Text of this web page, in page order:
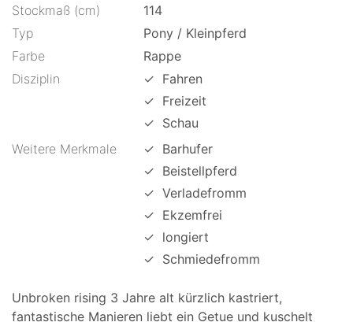
Stockmaß (cm)
114
Typ
Pony / Kleinpferd
Farbe
Rappe
Disziplin
✓ Fahren
✓ Freizeit
✓ Schau
Weitere Merkmale
✓ Barhufer
✓ Beistellpferd
✓ Verladefromm
✓ Ekzemfrei
✓ longiert
✓ Schmiedefromm
Unbroken rising 3 Jahre alt kürzlich kastriert,
fantastische Manieren liebt ein Getue und kuschelt